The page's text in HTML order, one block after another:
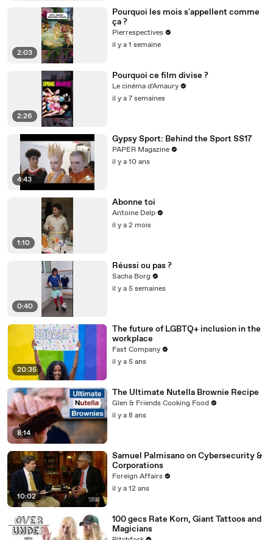
2:03
Pourquoi les mois s'appellent comme
ça ?
Pierrespectives
il y a 1 semaine
2:26
Pourquoi ce film divise ?
Le cinéma d'Amaury
il y a 7 semaines
4:43
Gypsy Sport: Behind the Sport SS17
PAPER Magazine
il y a 10 ans
1:10
Abonne toi
Antoine Delp
il y a 2 mois
0:40
Réussi ou pas ?
Sacha Borg
il y a 5 semaines
20:35
The future of LGBTQ+ inclusion in the
workplace
Fast Company
il y a 5 ans
8:14
The Ultimate Nutella Brownie Recipe
Glen & Friends Cooking Food
il y a 8 ans
10:02
Samuel Palmisano on Cybersecurity &
Corporations
Foreign Affairs
il y a 12 ans
100 gecs Rate Korn, Giant Tattoos and
Magicians